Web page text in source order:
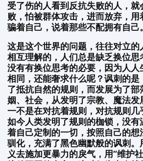
受了伤的人看到反抗失败的人，
败，怕被群体攻击，进而放弃，
骗着自己，说着那些不配拥有自己。
这是这个世界的问题，往往对立
相互理解的，人们总是缺乏换位
没有有换位思考的必要，因为人
相同，还能奢求什么呢？讽刺的是
了抵抗自然的规则，而发展为了
姻、社会，从发明了宗教、魔法
一不是在对抗着规则，对抗规则
如今人类发明了规则的枷锁，没
着自己定制的一切，按照自己的
驯化，充满了黑色幽默般的讽刺。
义去施加更暴力的戾气，用“维护